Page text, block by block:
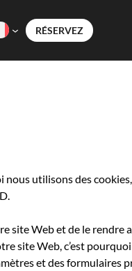
RÉSERVEZ
utilisons des cookies,
site Web et de le rendre
site Web, c’est
et des formulaires